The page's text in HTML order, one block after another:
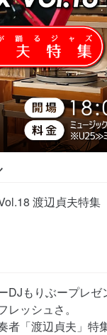
渡辺貞夫特集
DJもりぶープレ
ッシュさ。
者「渡辺貞夫」特